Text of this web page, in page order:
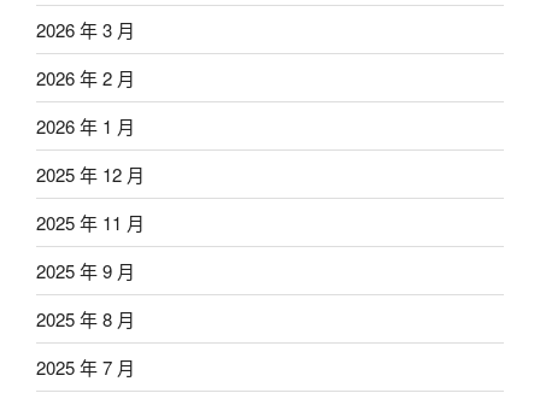
2026 年 3 月
2026 年 2 月
2026 年 1 月
2025 年 12 月
2025 年 11 月
2025 年 9 月
2025 年 8 月
2025 年 7 月